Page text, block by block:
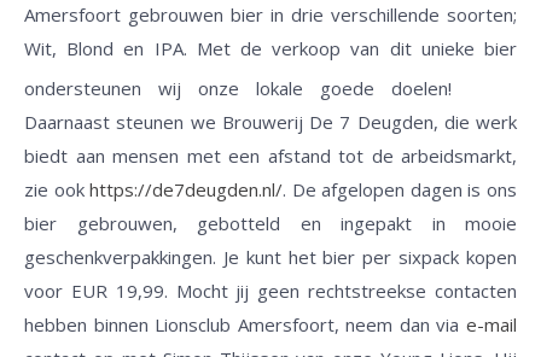
Amersfoort gebrouwen bier in drie verschillende soorten;
Wit, Blond en IPA. Met de verkoop van dit unieke bier
ondersteunen wij onze lokale goede doelen!
Daarnaast steunen we Brouwerij De 7 Deugden, die werk
biedt aan mensen met een afstand tot de arbeidsmarkt,
zie ookhttps://de7deugden.nl/. De afgelopen dagen is ons
bier gebrouwen, gebotteld en ingepakt in mooie
geschenkverpakkingen. Je kunt het bier per sixpack kopen
voor EUR 19,99. Mocht jij geen rechtstreekse contacten
hebben binnen Lionsclub Amersfoort, neem dan via e-mail